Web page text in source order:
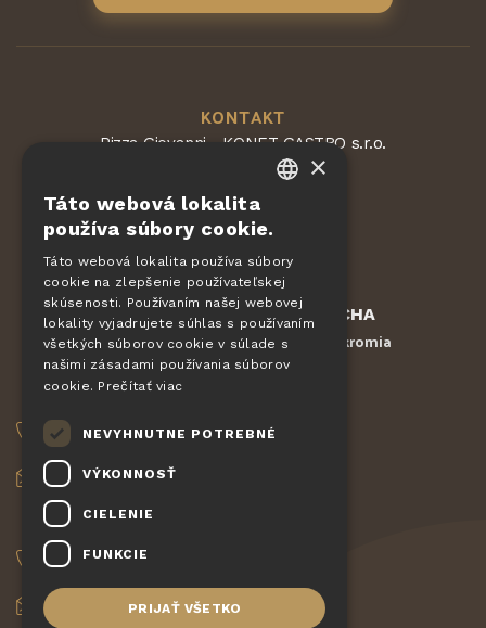
KONTAKT
Pizza Giovanni - KONET GASTRO s.r.o.
Dvorská 168
563 01 Lanškroun
Česká republika
Chránené služboureCAPTCHA
Zmluvné podmienky - Ochrana súkromia
+420 775 560 953
objednavky@pizzagiovanni.cz
+420 777 222 157
info@pizzagiovanni.cz
DE
SLOVAK
×
Táto webová lokalita
používa súbory cookie.
Táto webová lokalita používa súbory
cookie na zlepšenie používateľskej
skúsenosti. Používaním našej webovej
lokality vyjadrujete súhlas s používaním
všetkých súborov cookie v súlade s
našimi zásadami používania súborov
cookie. Prečítať viac
NEVYHNUTNE POTREBNÉ
VÝKONNOSŤ
CIELENIE
FUNKCIE
PRIJAŤ VŠETKO